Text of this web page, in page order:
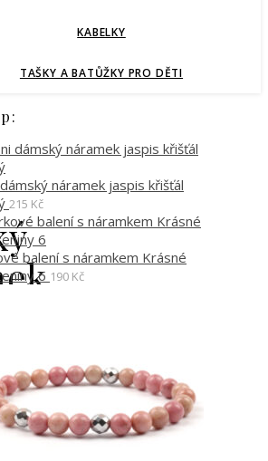
KABELKY
TAŠKY A BATŮŽKY PRO DĚTI
náramek jaspis křišťál
215 Kč
balení s náramkem Krásné
6 190 Kč